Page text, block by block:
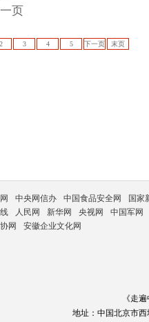
页
2 3 4 5 下一页 末页
中央网信办 中国食品安全网
国家
人民网 新华网 央视网
中国军网
网 安徽企业文化网
《走
地址：中国北京市